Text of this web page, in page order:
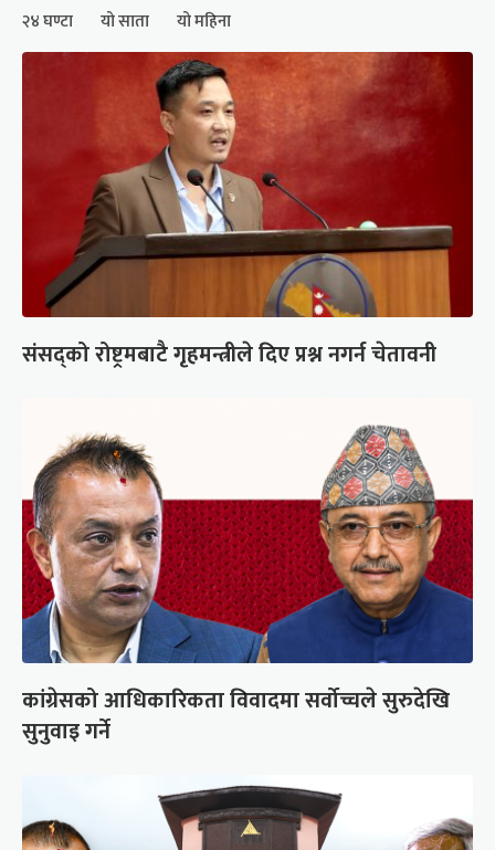
२४ घण्टा यो साता यो महिना
संसद्को रोष्ट्रमबाटै गृहमन्त्रीले दिए प्रश्न नगर्न चेतावनी
कांग्रेसको आधिकारिकता विवादमा सर्वोच्चले सुरुदेखि
सुनुवाइ गर्ने